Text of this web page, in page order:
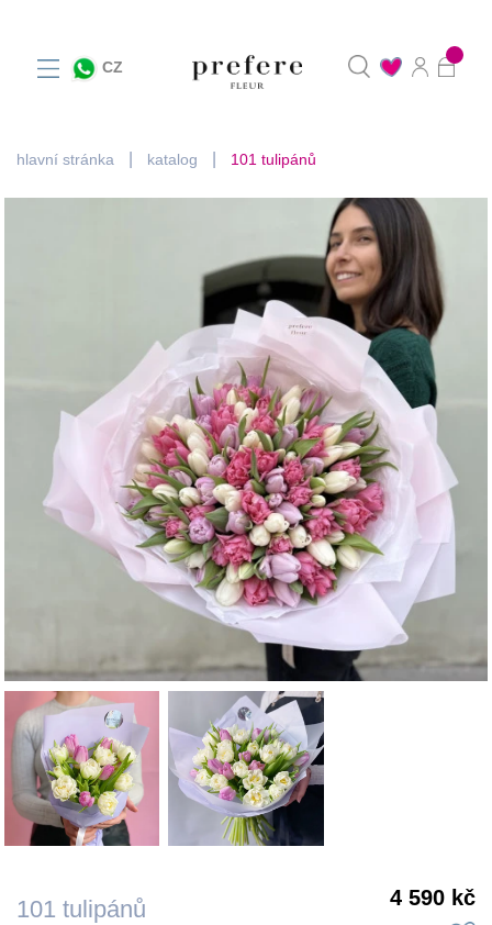
CZ
hlavní stránka katalog 101 tulipánů
101 tulipánů 4 590 kč